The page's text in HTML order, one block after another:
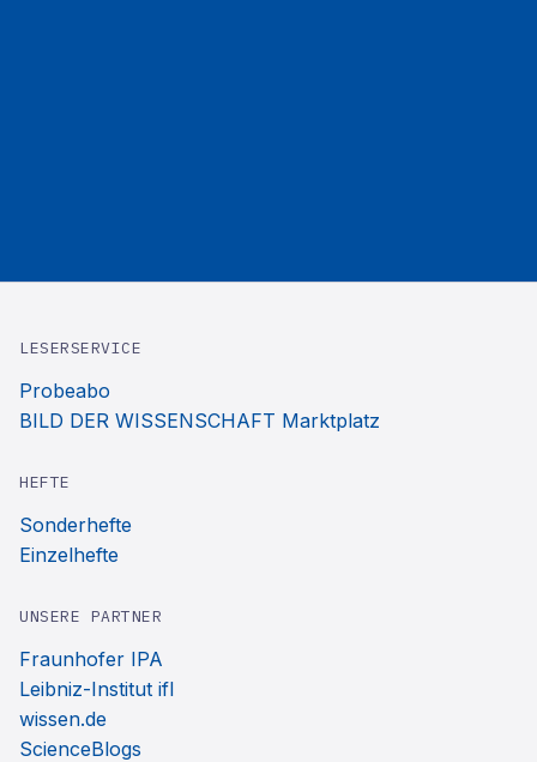
LESERSERVICE
Probeabo
BILD DER WISSENSCHAFT Marktplatz
HEFTE
Sonderhefte
Einzelhefte
UNSERE PARTNER
Fraunhofer IPA
Leibniz-Institut ifl
wissen.de
ScienceBlogs